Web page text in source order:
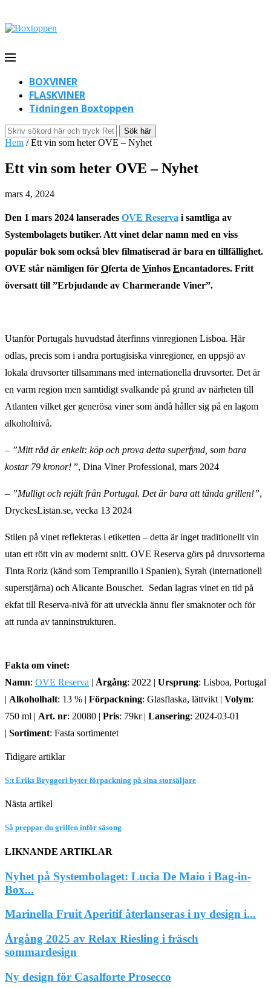
BOXVINER
FLASKVINER
Tidningen Boxtoppen
Sök här
Hem /Ett vin som heter OVE – Nyhet
Ett vin som heter OVE – Nyhet
mars 4, 2024
Den 1 mars 2024 lanserades OVE Reserva i samtliga av
Systembolagets butiker. Att vinet delar namn med en viss
populär bok som också blev filmatiserad är bara en tillfällighet.
OVE står nämligen för Oferta de Vinhos Encantadores. Fritt
översatt till ”Erbjudande av Charmerande Viner”.
Utanför Portugals huvudstad återfinns vinregionen Lisboa. Här
odlas, precis som i andra portugisiska vinregioner, en uppsjö av
lokala druvsorter tillsammans med internationella druvsorter. Det är
en varm region men samtidigt svalkande på grund av närheten till
Atlanten vilket ger generösa viner som ändå håller sig på en lagom
alkoholnivå.
– ”Mitt råd är enkelt: köp och prova detta superfynd, som bara
kostar 79 kronor! ”, Dina Viner Professional, mars 2024
– ”Mulligt och rejält från Portugal. Det är bara att tända grillen!”,
DryckesListan.se, vecka 13 2024
Stilen på vinet reflekteras i etiketten – detta är inget traditionellt vin
utan ett rött vin av modernt snitt. OVE Reserva görs på druvsorterna
Tinta Roriz (känd som Tempranillo i Spanien), Syrah (internationell
superstjärna) och Alicante Bouschet. Sedan lagras vinet en tid på
ekfat till Reserva-nivå för att utveckla ännu fler smaknoter och för
att runda av tanninstrukturen.
Fakta om vinet:
Namn: OVE Reserva | Årgång: 2022 | Ursprung: Lisboa, Portugal
| Alkoholhalt: 13 % | Förpackning: Glasflaska, lättvikt | Volym:
750 ml | Art. nr: 20080 | Pris: 79kr | Lansering: 2024-03-01
| Sortiment: Fasta sortimentet
Tidigare artiklar
S:t Eriks Bryggeri byter förpackning på sina storsäljare
Nästa artikel
Så preppar du grillen inför säsong
LIKNANDE ARTIKLAR
Nyhet på Systembolaget: Lucia De Maio i Bag-in-
Box...
Marinella Fruit Aperitif återlanseras i ny design i...
Årgång 2025 av Relax Riesling i fräsch
sommardesign
Ny design för Casalforte Prosecco